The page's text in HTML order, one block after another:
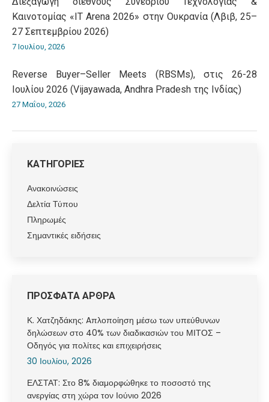
Καινοτομίας «IT Arena 2026» στην Ουκρανία (Λβιβ, 25–
27 Σεπτεμβρίου 2026)
7 Ιουλίου, 2026
Reverse Buyer–Seller Meets (RBSMs), στις 26-28
Ιουλίου 2026 (Vijayawada, Andhra Pradesh της Ινδίας)
27 Μαΐου, 2026
ΚΑΤΗΓΟΡΙΕΣ
Ανακοινώσεις
Δελτία Τύπου
Πληρωμές
Σημαντικές ειδήσεις
ΠΡΟΣΦΑΤΑ ΑΡΘΡΑ
Κ. Χατζηδάκης: Aπλοποίηση μέσω των υπεύθυνων
δηλώσεων στο 40% των διαδικασιών του ΜΙΤΟΣ –
Οδηγός για πολίτες και επιχειρήσεις
30 Ιουλίου, 2026
ΕΛΣΤΑΤ: Στο 8% διαμορφώθηκε το ποσοστό της
ανεργίας στη χώρα τον Ιούνιο 2026